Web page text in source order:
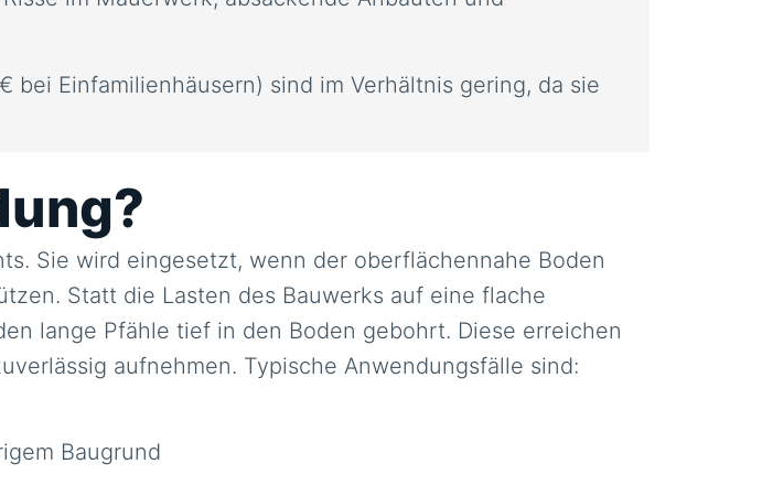
bei Einfamilienhäusern) sind im Verhältnis gering, da sie
Sie wird eingesetzt, wenn der oberflächennahe Boden
Statt die Lasten des Bauwerks auf eine flache
lange Pfähle tief in den Boden gebohrt. Diese erreichen
aufnehmen. Typische Anwendungsfälle sind:
Baugrund